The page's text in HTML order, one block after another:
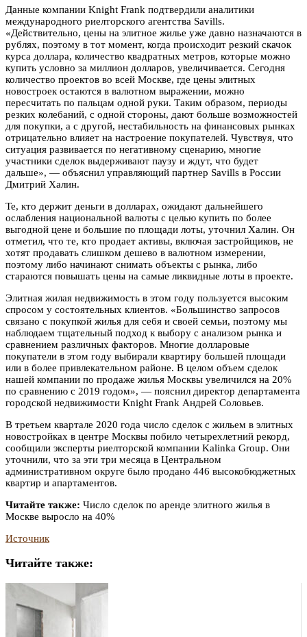
Данные компании Knight Frank подтвердили аналитики
международного риелторского агентства Savills.
«Действительно, цены на элитное жилье уже давно назначаются в
рублях, поэтому в тот момент, когда происходит резкий скачок
курса доллара, количество квадратных метров, которые можно
купить условно за миллион долларов, увеличивается. Сегодня
количество проектов во всей Москве, где цены элитных
новостроек остаются в валютном выражении, можно
пересчитать по пальцам одной руки. Таким образом, периоды
резких колебаний, с одной стороны, дают больше возможностей
для покупки, а с другой, нестабильность на финансовых рынках
отрицательно влияет на настроение покупателей. Чувствуя, что
ситуация развивается по негативному сценарию, многие
участники сделок выдерживают паузу и ждут, что будет
дальше», — объяснил управляющий партнер Savills в России
Дмитрий Халин.
Те, кто держит деньги в долларах, ожидают дальнейшего
ослабления национальной валюты с целью купить по более
выгодной цене и большие по площади лоты, уточнил Халин. Он
отметил, что те, кто продает активы, включая застройщиков, не
хотят продавать слишком дешево в валютном измерении,
поэтому либо начинают снимать объекты с рынка, либо
стараются повышать цены на самые ликвидные лоты в проекте.
Элитная жилая недвижимость в этом году пользуется высоким
спросом у состоятельных клиентов. «Большинство запросов
связано с покупкой жилья для себя и своей семьи, поэтому мы
наблюдаем тщательный подход к выбору с анализом рынка и
сравнением различных факторов. Многие долларовые
покупатели в этом году выбирали квартиру большей площади
или в более привлекательном районе. В целом объем сделок
нашей компании по продаже жилья Москвы увеличился на 20%
по сравнению с 2019 годом», — пояснил директор департамента
городской недвижимости Knight Frank Андрей Соловьев.
В третьем квартале 2020 года число сделок с жильем в элитных
новостройках в центре Москвы побило четырехлетний рекорд,
сообщили эксперты риелторской компании Kalinka Group. Они
уточнили, что за эти три месяца в Центральном
административном округе было продано 446 высокобюджетных
квартир и апартаментов.
Читайте также: Число сделок по аренде элитного жилья в
Москве выросло на 40%
Источник
Читайте также: